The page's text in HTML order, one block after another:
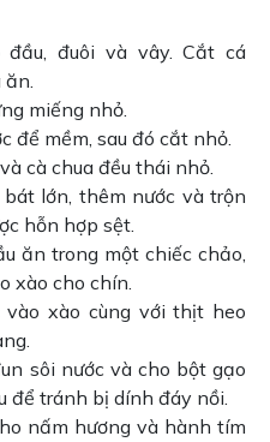
đuôi và vây. Cắt cá
ăn.
miếng nhỏ.
để mềm, sau đó cắt nhỏ.
cà chua đều thái nhỏ.
lớn, thêm nước và trộn
hỗn hợp sệt.
ăn trong một chiếc chảo,
xào cho chín.
xào cùng với thịt heo
sôi nước và cho bột gạo
để tránh bị dính đáy nồi.
nấm hương và hành tím